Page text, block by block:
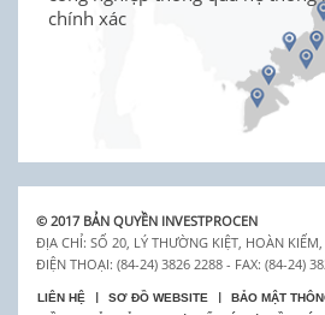
chính xác
© 2017 BẢN QUYỀN INVESTPROCEN
ĐỊA CHỈ: SỐ 20, LÝ THƯỜNG KIỆT, HOÀN
ĐIỆN THOẠI: (84-24) 3826 2288 - FAX: (84-24)
LIÊN HỆ SƠ ĐỒ WEBSITE
BẢO MẬT